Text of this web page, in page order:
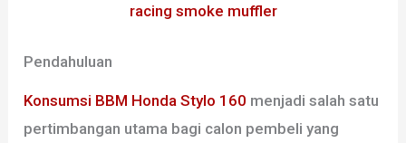
racing smoke muffler
Pendahuluan
Konsumsi BBM Honda Stylo 160 menjadi salah satu
pertimbangan utama bagi calon pembeli yang